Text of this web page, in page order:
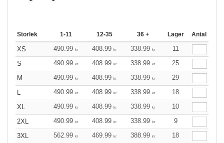
Storlek 1-11 12-35 36 + Lager Antal
XS 490.99 kr 408.99 kr 338.99 kr
11
S
490.99 kr 408.99 kr 338.99 kr
25
M
490.99 kr 408.99 kr 338.99 kr
29
L
490.99 kr 408.99 kr 338.99 kr
18
XL
490.99 kr 408.99 kr 338.99 kr
10
2XL
490.99 kr 408.99 kr 338.99 kr
9
3XL
562.99 kr 469.99 kr 388.99 kr 18